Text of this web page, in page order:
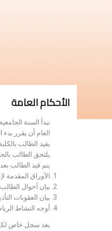
الأحكام العامة
تبدأ السنة
العام أن يقرر بدء
يقيد الطالب
يلتحق الطالب
يتم قيد الطالب
الأوراق المقدمة
بيان أحوال الطالب
بيان العقوبات
أوجه النشاط
يعد سجل خاص لكل